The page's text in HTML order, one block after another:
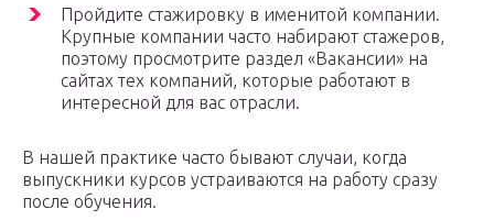
Пройдите стажировку в именитой компании.
Крупные компании часто набирают стажеров,
поэтому просмотрите раздел «Вакансии» на
сайтах тех компаний, которые работают в
интересной для вас отрасли.
В нашей практике часто бывают случаи, когда
выпускники курсов устраиваются на работу сразу
после обучения.